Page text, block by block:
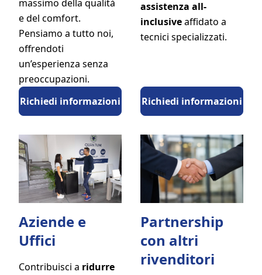
massimo della qualità
e del comfort.
Pensiamo a tutto noi,
offrendoti
un’esperienza senza
preoccupazioni.
Richiedi informazioni
assistenza all-
inclusiveaffidato a
tecnici specializzati.
Richiedi informazioni
Aziende e
Uffici
Contribuisci a ridurre
Partnership
con altri
rivenditori